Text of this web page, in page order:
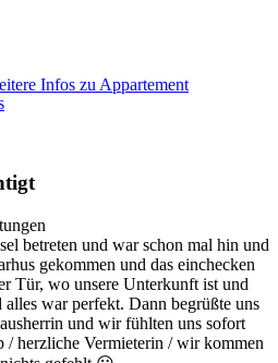
Infos zu Appartement
betreten und war schon mal hin und
gekommen und das einchecken
Tür, wo unsere Unterkunft ist und
war perfekt. Dann begrüßte uns
und wir fühlten uns sofort
/ herzliche Vermieterin / wir kommen